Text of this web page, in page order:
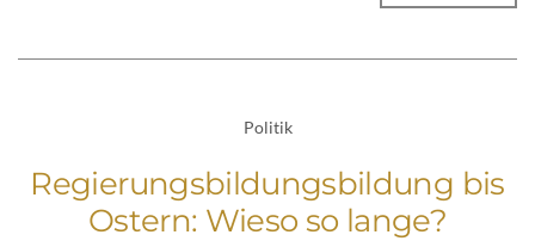
Politik
Regierungsbildungsbildung bis
Ostern: Wieso so lange?